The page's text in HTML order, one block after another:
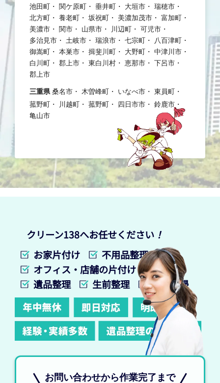
池田町
関ケ原町 垂井町 大垣市
瑞穂市
北方町
養老町 坂祝町 美濃加茂市
富加町
美濃市
関市 山県市 川辺町
可児市
多治見市
土岐市 瑞浪市 七宗町
八百津町
御嵩町
本巣市 揖斐川町 大野町
中津川市
白川町
郡上市 東白川村 恵那市
下呂市
郡上市
三重県 桑名市 木曽峰町 いなべ市
東員町
菰野町
川越町 菰野町 四日市市
鈴鹿市
亀山市
クリーン138へお任せください ！
お家片付け
不用品整理
オフィス・店舗の片付け
遺品整理
生前整理 特殊清掃
お問い合わせから作業完了まで